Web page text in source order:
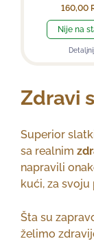
160,00
Nije na
Zdravi
Superior
sa realnim
napravili
kući, za
Šta su
želimo